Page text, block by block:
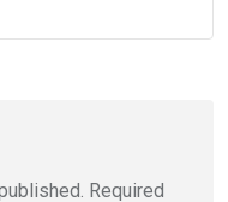
Required